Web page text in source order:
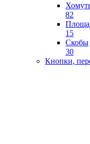
82
15
Скобы
30
Кнопки,